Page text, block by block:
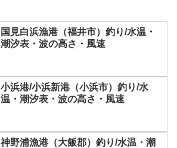
国見白浜漁港（福井市）釣り/水温・
潮汐表・波の高さ・風速
小浜港/小浜新港（小浜市）釣り/水
温・潮汐表・波の高さ・風速
神野浦漁港（大飯郡）釣り/水温・潮